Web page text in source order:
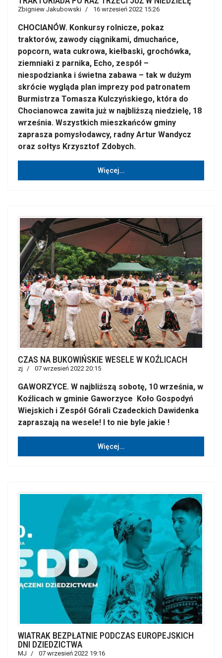
Zbigniew Jakubowski 16 wrzesień 2022 15:26
CHOCIANÓW. Konkursy rolnicze, pokaz
traktorów, zawody ciągnikami, dmuchańce,
popcorn, wata cukrowa, kiełbaski, grochówka,
ziemniaki z parnika, Echo, zespół –
niespodzianka i świetna zabawa – tak w dużym
skrócie wygląda plan imprezy pod patronatem
Burmistrza Tomasza Kulczyńskiego, która do
Chocianowca zawita już w najbliższą niedzielę, 18
września. Wszystkich mieszkańców gminy
zaprasza pomysłodawcy, radny Artur Wandycz
oraz sołtys Krzysztof Zdobych.
Więcej…
CZAS NA BUKOWIŃSKIE WESELE W KOŹLICACH
zj 07 wrzesień 2022 20:15
GAWORZYCE. W najbliższą sobotę, 10 września, w
Koźlicach w gminie Gaworzyce Koło Gospodyń
Wiejskich i Zespół Górali Czadeckich Dawidenka
zapraszają na wesele! I to nie byle jakie !
Więcej…
WIATRAK BEZPŁATNIE PODCZAS EUROPEJSKICH
DNI DZIEDZICTWA
MJ 07 wrzesień 2022 19:16